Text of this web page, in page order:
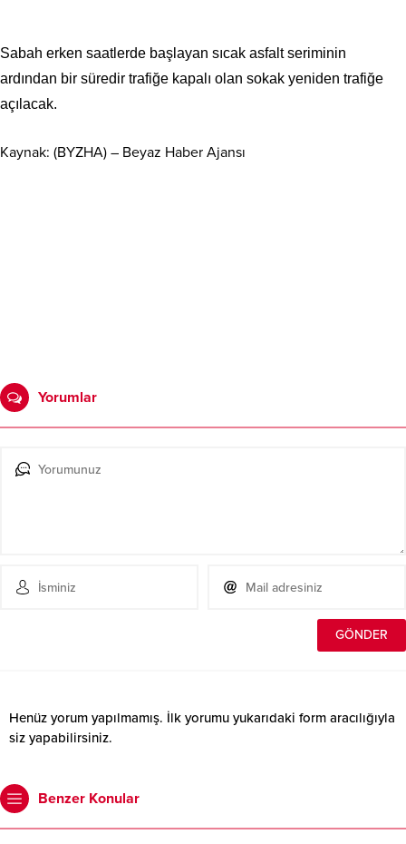
Sabah erken saatlerde başlayan sıcak asfalt seriminin
ardından bir süredir trafiğe kapalı olan sokak yeniden trafiğe
açılacak.
Kaynak: (BYZHA) – Beyaz Haber Ajansı
Yorumlar
Henüz yorum yapılmamış. İlk yorumu yukarıdaki form aracılığıyla
siz yapabilirsiniz.
Benzer Konular